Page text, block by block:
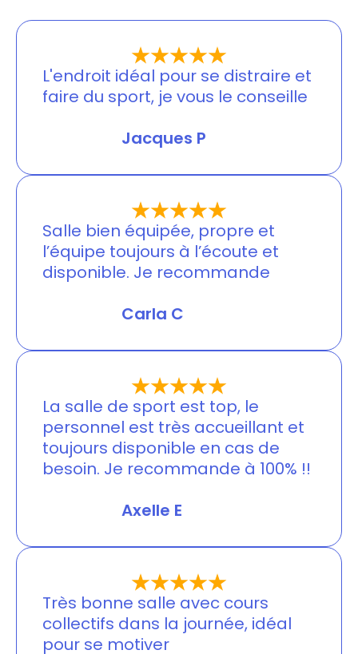
L'endroit idéal pour se distraire et
faire du sport, je vous le conseille
Jacques P
Salle bien équipée, propre et
l’équipe toujours à l’écoute et
disponible. Je recommande
Carla C
La salle de sport est top, le
personnel est très accueillant et
toujours disponible en cas de
besoin. Je recommande à 100% !!
Axelle E
Très bonne salle avec cours
collectifs dans la journée, idéal
pour se motiver